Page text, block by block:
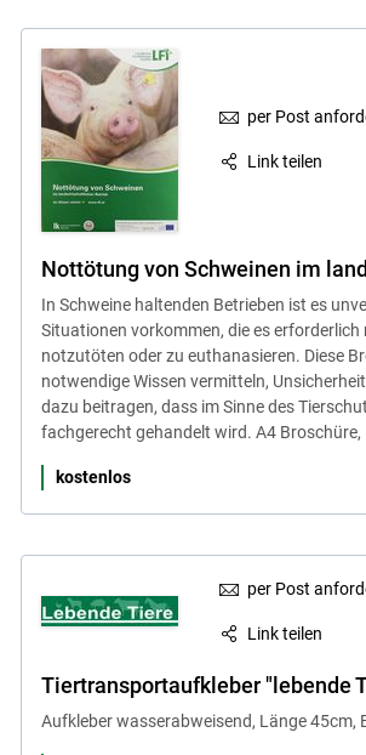
per Post
Link teilen
Nottötung von Schweinen im
In Schweine haltenden Betrieben ist es
Situationen vorkommen, die es erforderlich
notzutöten oder zu euthanasieren. Diese
notwendige Wissen vermitteln,
dazu beitragen, dass im Sinne des
fachgerecht gehandelt wird. A4 Broschüre,
kostenlos
per Post
Link teilen
Tiertransportaufkleber "lebende
Aufkleber wasserabweisend, Länge 45cm,